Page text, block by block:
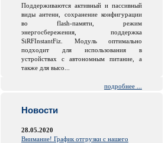
Поддерживаются активный и пассивный
виды антенн, сохранение конфигурации
во flash-памяти, режим
энергосбережения, поддержка
SiRFInstantFiz. Модуль оптимально
подходит для использования в
устройствах с автономным питание, а
также для высо...
подробнее ...
Новости
28.05.2020
Внимание! График отгрузки с нашего